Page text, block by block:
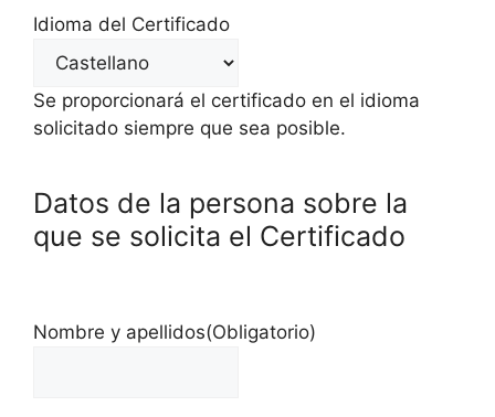
Idioma del Certificado
Se proporcionará el certificado en el idioma
solicitado siempre que sea posible.
Datos de la persona sobre la
que se solicita el Certificado
Nombre y apellidos(Obligatorio)